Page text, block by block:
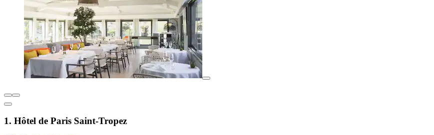
1. Hôtel de Paris Saint-Tropez